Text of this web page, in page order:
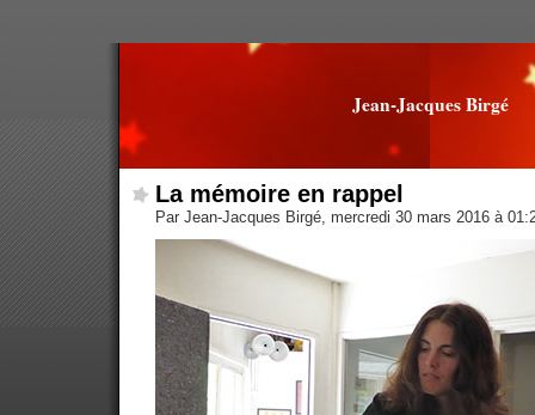
Jean-Jacques Birgé
La mémoire en rappel
Par Jean-Jacques Birgé, mercredi 30 mars 2016 à